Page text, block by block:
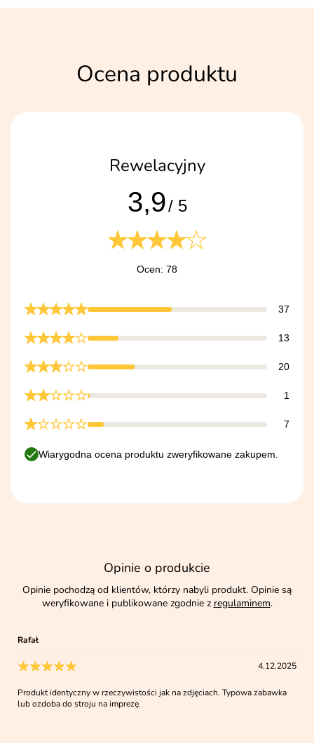
Ocena produktu
Rewelacyjny
3,9/ 5
Ocen: 78
37
13
20
1
7
Wiarygodna ocena produktu zweryfikowane zakupem.
Opinie o produkcie
Opinie pochodzą od klientów, którzy nabyli produkt. Opinie są
weryfikowane i publikowane zgodnie z regulaminem.
Rafał
4.12.2025
Produkt identyczny w rzeczywistości jak na zdjęciach. Typowa zabawka
lub ozdoba do stroju na imprezę.